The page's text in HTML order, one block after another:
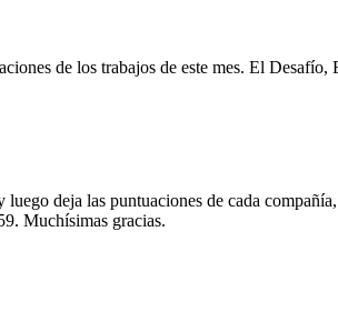
de los trabajos de este mes. El
luego deja las puntuaciones de cada
Muchísimas gracias.